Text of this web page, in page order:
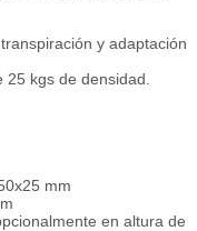
y adaptación
kgs de densidad.
mm
en altura de